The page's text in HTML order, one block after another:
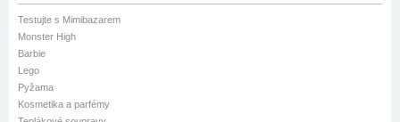
Testujte s Mimibazarem
Monster High
Barbie
Lego
Pyžama
Kosmetika a parfémy